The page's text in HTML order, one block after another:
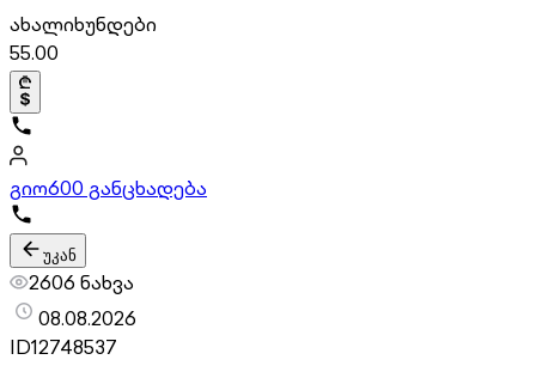
ახალიხუნდები
55.00
გიო600 განცხადება
უკან
2606 ნახვა
08.08.2026
ID12748537